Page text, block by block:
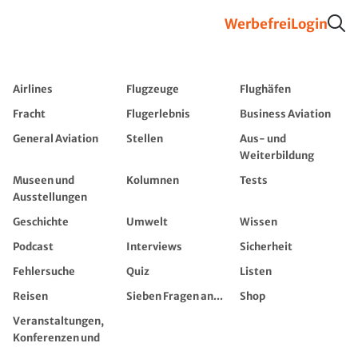
WerbefreiLogin
Airlines Flugzeuge
Flughäfen
Fracht
Flugerlebnis
Business Aviation
General Aviation
Stellen
Aus- und
Weiterbildung
Museen und
Ausstellungen
Kolumnen Tests
Geschichte Umwelt
Wissen
Podcast
Interviews
Sicherheit
Fehlersuche
Quiz
Listen
Reisen
Sieben Fragen an...
Shop
Veranstaltungen,
Konferenzen und